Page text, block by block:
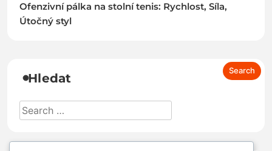
Ofenzivní pálka na stolní tenis: Rychlost, Síla,
Útočný styl
Hledat